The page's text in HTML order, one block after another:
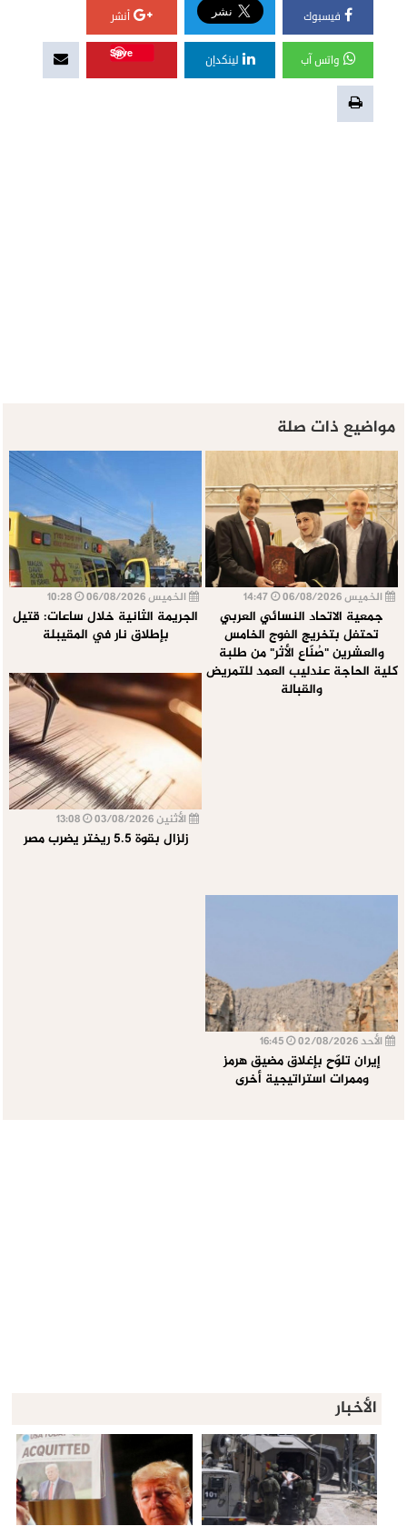
فيسبوك أنشر
واتس آب لينكدإن
Save
مواضيع ذات صلة
الخميس 06/08/2026
جمعية الاتحاد النسائي العربي
تحتفل بتخريج الفوج الخامس
والعشرين "صُنّاع الأثر" من طلبة
كلية الحاجة عندليب العمد للتمريض
والقبالة
الخميس 06/08/2026
الجريمة الثانية خلال ساعات: قتيل
بإطلاق نار في المقيبلة
الأثنين 03/08/2026
زلزال بقوة 5.5 ريختر يضرب مصر
الأحد 02/08/2026
إيران تلوّح بإغلاق مضيق هرمز
وممرات استراتيجية أخرى
الأخبار